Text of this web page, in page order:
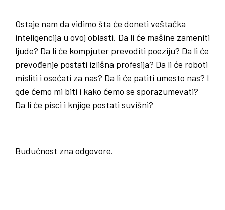
Ostaje nam da vidimo šta će doneti veštačka
inteligencija u ovoj oblasti. Da li će mašine zameniti
ljude? Da li će kompjuter prevoditi poeziju? Da li će
prevođenje postati izlišna profesija? Da li će roboti
misliti i osećati za nas? Da li će patiti umesto nas? I
gde ćemo mi biti i kako ćemo se sporazumevati?
Da li će pisci i knjige postati suvišni?
Budućnost zna odgovore.